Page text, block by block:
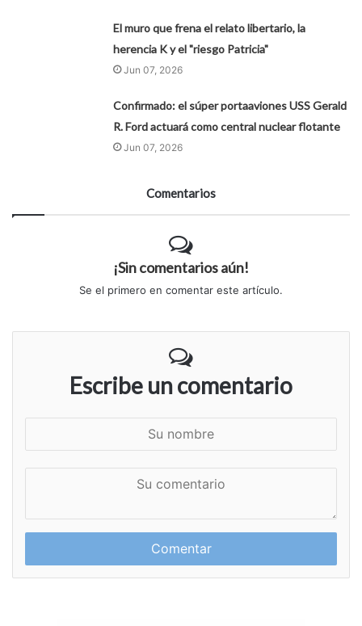
El muro que frena el relato libertario, la
herencia K y el "riesgo Patricia"
Jun 07, 2026
Confirmado: el súper portaaviones USS Gerald
R. Ford actuará como central nuclear flotante
Jun 07, 2026
Comentarios
¡Sin comentarios aún!
Se el primero en comentar este artículo.
Escribe un comentario
n